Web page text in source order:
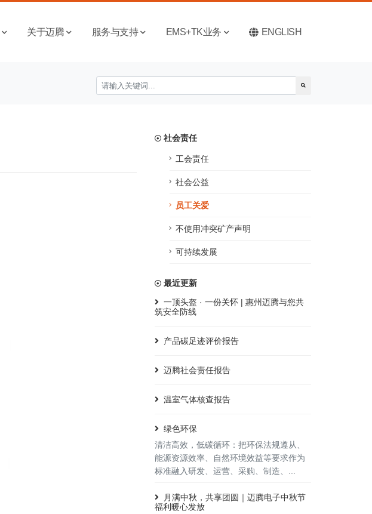
关于迈腾 服务与支持 EMS+TK业务 ENGLISH
社会责任
工会责任
社会公益
员工关爱
不使用冲突矿产声明
可持续发展
最近更新
一顶头盔 · 一份关怀 | 惠州迈腾与您共
筑安全防线
产品碳足迹评价报告
迈腾社会责任报告
温室气体核查报告
绿色环保
清洁高效，低碳循环：把环保法规遵从、
能源资源效率、自然环境效益等要求作为
标准融入研发、运营、采购、制造、...
月满中秋，共享团圆｜迈腾电子中秋节
福利暖心发放